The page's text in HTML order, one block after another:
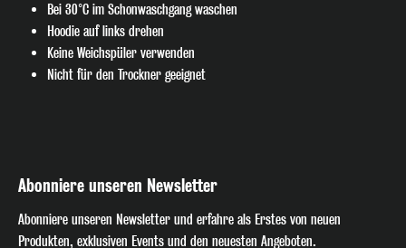
Bei 30°C im Schonwaschgang waschen
Hoodie auf links drehen
Keine Weichspüler verwenden
Nicht für den Trockner geeignet
Abonniere unseren Newsletter
Abonniere unseren Newsletter und erfahre als Erstes von neuen
Produkten, exklusiven Events und den neuesten Angeboten.